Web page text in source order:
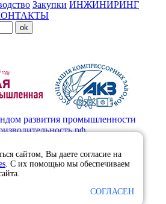
Закупки ИНЖИНИРИНГ
сайтом, Вы даете согласие на
. С их помощью мы обеспечиваем
СОГЛАСЕН